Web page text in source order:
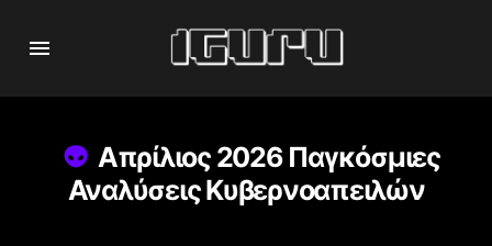
Απρίλιος 2026 Παγκόσμιες
Αναλύσεις Κυβερνοαπειλών